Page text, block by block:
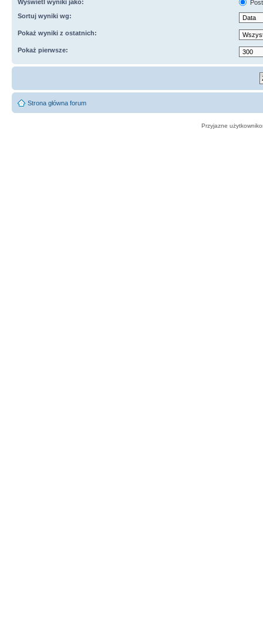
Wyświetl wyniki jako:
Sortuj wyniki wg:
Pokaż wyniki z ostatnich:
Pokaż pierwsze:
Strona główna forum
Przyjazne